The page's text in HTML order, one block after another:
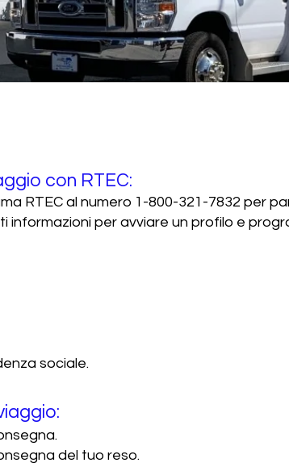
con RTEC:
RTEC al numero 1-800-321-7832 per
informazioni per avviare un profilo e
sociale.
del tuo reso.